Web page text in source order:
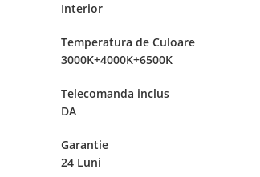
Interior
Temperatura de Culoare
3000K+4000K+6500K
Telecomanda inclus
DA
Garantie
24 Luni